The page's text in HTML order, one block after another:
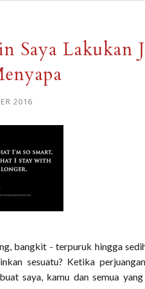
Saya Lakukan
2016
bangkit - terpuruk hingga
sesuatu? Ketika
saya, kamu dan semua